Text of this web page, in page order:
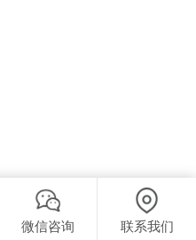
微信咨询 联系我们